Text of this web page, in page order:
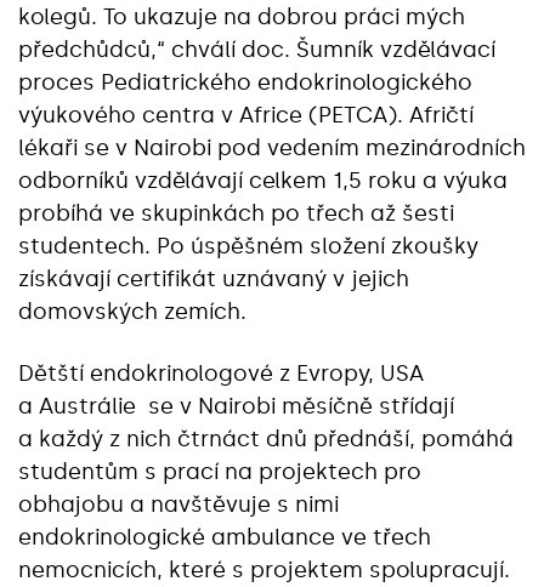
kolegů. To ukazuje na dobrou práci mých
předchůdců,“ chválí doc. Šumník vzdělávací
proces Pediatrického endokrinologického
výukového centra v Africe (PETCA). Afričtí
lékaři se v Nairobi pod vedením mezinárodních
odborníků vzdělávají celkem 1,5 roku a výuka
probíhá ve skupinkách po třech až šesti
studentech. Po úspěšném složení zkoušky
získávají certifikát uznávaný v jejich
domovských zemích.
Dětští endokrinologové z Evropy, USA
a Austrálie se v Nairobi měsíčně střídají
a každý z nich čtrnáct dnů přednáší, pomáhá
studentům s prací na projektech pro
obhajobu a navštěvuje s nimi
endokrinologické ambulance ve třech
nemocnicích, které s projektem spolupracují.